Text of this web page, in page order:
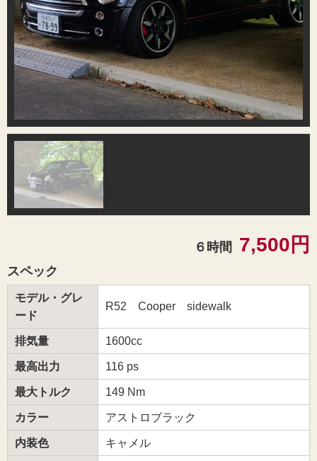
６時間 7,500円
スペック
モデル・グレ
ード
R52 Cooper sidewalk
排気量 1600cc
最高出力 116 ps
最大トルク 149 Nm
カラー アストロブラック
内装色 キャメル